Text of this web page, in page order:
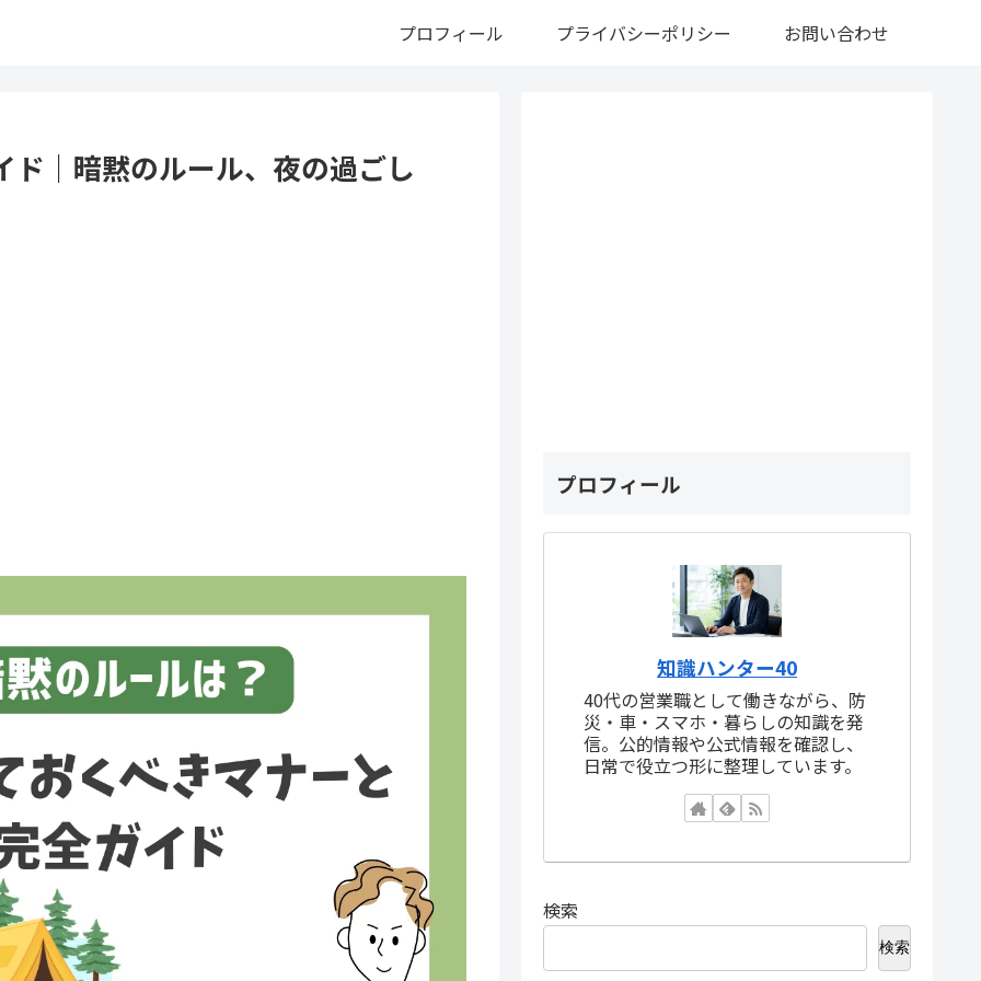
プロフィール プライバシーポリシー お問い合わせ
｜暗黙のルール、夜の過ごし
プロフィール
知識ハンター40
40代の営業職として働きながら、防
災・車・スマホ・暮らしの知識を発
信。公的情報や公式情報を確認し、
日常で役立つ形に整理しています。
検索
検索